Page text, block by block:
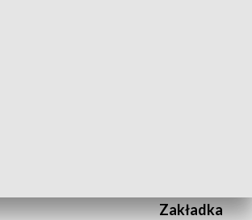
Zakładka